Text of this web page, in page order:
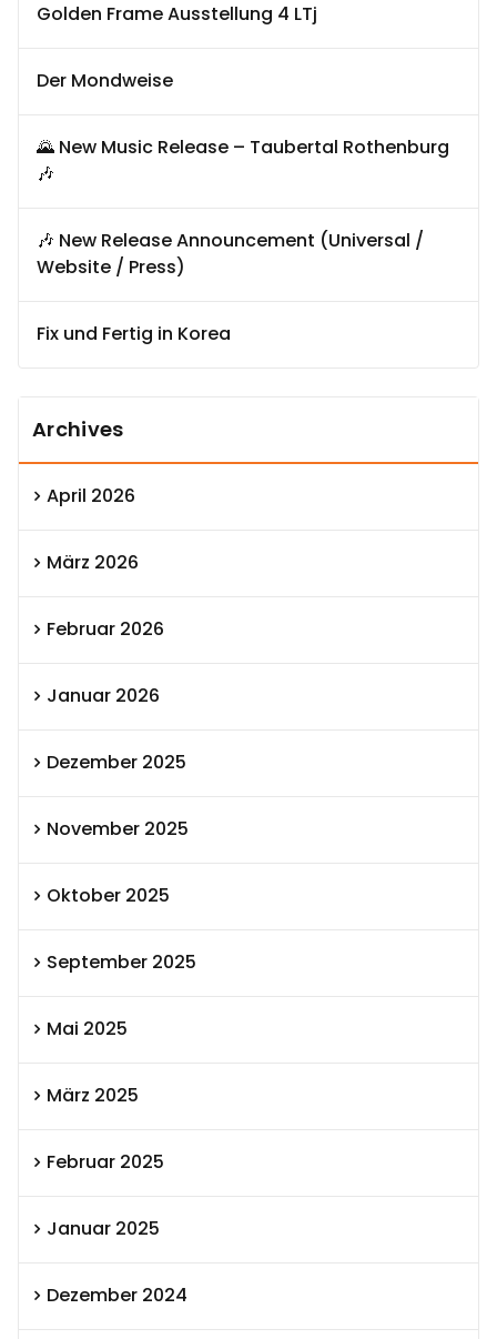
Golden Frame Ausstellung 4 LTj
Der Mondweise
🌄 New Music Release – Taubertal Rothenburg
🎶
🎶 New Release Announcement (Universal /
Website / Press)
Fix und Fertig in Korea
Archives
April 2026
März 2026
Februar 2026
Januar 2026
Dezember 2025
November 2025
Oktober 2025
September 2025
Mai 2025
März 2025
Februar 2025
Januar 2025
Dezember 2024